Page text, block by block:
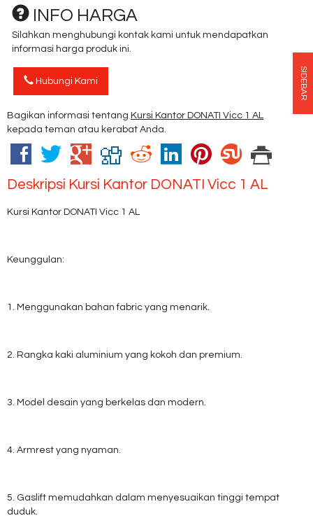
INFO HARGA
Silahkan menghubungi kontak kami untuk mendapatkan
informasi harga produk ini.
Hubungi Kami
Bagikan informasi tentang Kursi Kantor DONATI Vicc 1 AL
kepada teman atau kerabat Anda.
Deskripsi Kursi Kantor DONATI Vicc 1 AL
Kursi Kantor DONATI Vicc 1 AL
Keunggulan:
1. Menggunakan bahan fabric yang menarik.
2. Rangka kaki aluminium yang kokoh dan premium.
3. Model desain yang berkelas dan modern.
4. Armrest yang nyaman.
5. Gaslift memudahkan dalam menyesuaikan tinggi tempat
duduk.
SIDEBAR